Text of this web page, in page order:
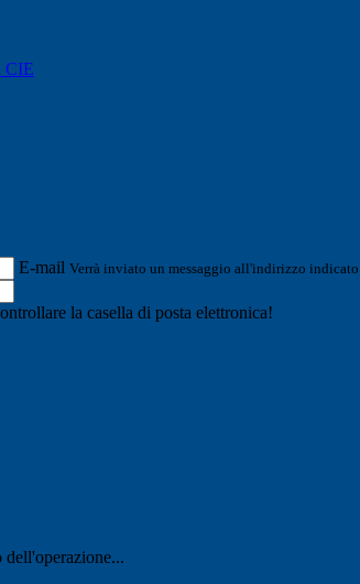
CIE
E-mail Verrà inviato un messaggio all'indirizzo
la casella di posta elettronica!
dell'operazione...